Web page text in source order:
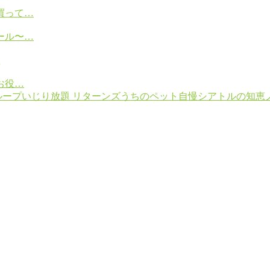
って…
ル〜…
役…
ープいじり放題 リターンズうちのペット自慢 シアトルの知恵